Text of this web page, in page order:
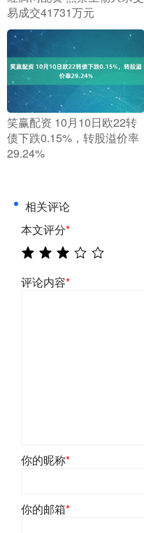
易成交41731万元
​笑赢配资 10月10日欧22转
债下跌0.15%，转股溢价率
29.24%
相关评论
本文评分*
评论内容*
你的昵称*
你的邮箱*